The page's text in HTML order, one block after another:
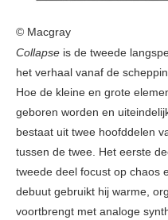
© Macgray
Collapse is de tweede
het verhaal vanaf de
Hoe de kleine en grote
geboren worden en
bestaat uit twee hoofddelen
tussen de twee. Het eerste
tweede deel focust op chaos
debuut gebruikt hij warme,
voortbrengt met analoge